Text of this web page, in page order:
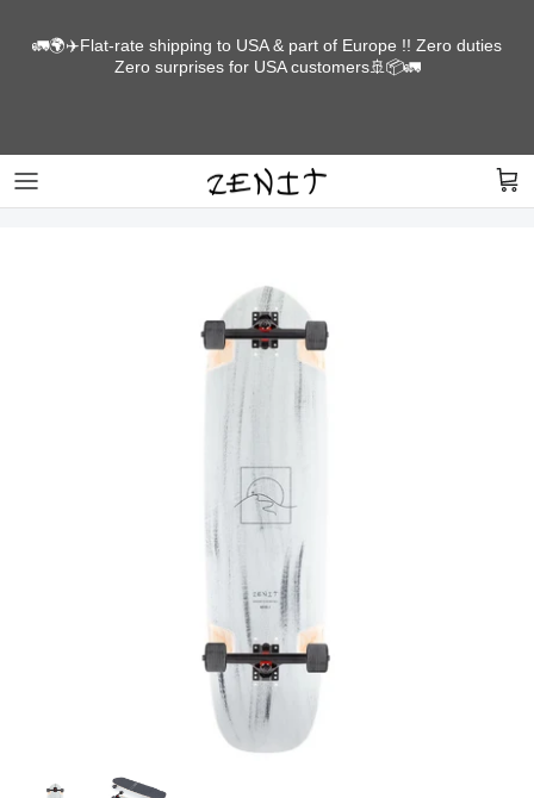
🚛🌍✈️Flat-rate shipping to USA & part of Europe !! Zero duties
Zero surprises for USA customers🚢📦🚛
PARTS
Get yourself some sick threads for days of
heavy shreds.
Shop for this